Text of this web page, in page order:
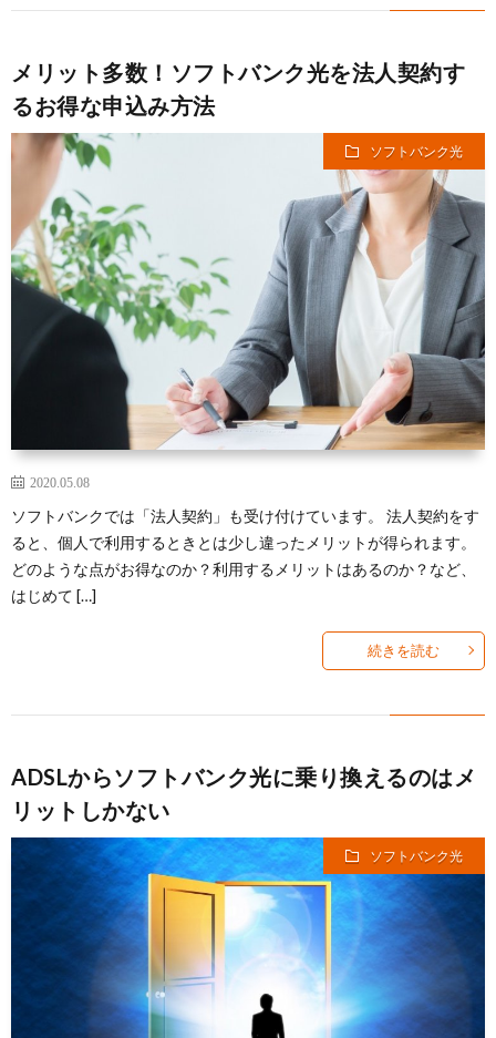
メリット多数！ソフトバンク光を法人契約す
るお得な申込み方法
ソフトバンク光
2020.05.08
ソフトバンクでは「法人契約」も受け付けています。 法人契約をす
ると、個人で利用するときとは少し違ったメリットが得られます。
どのような点がお得なのか？利用するメリットはあるのか？など、
はじめて […]
続きを読む
ADSLからソフトバンク光に乗り換えるのはメ
リットしかない
ソフトバンク光